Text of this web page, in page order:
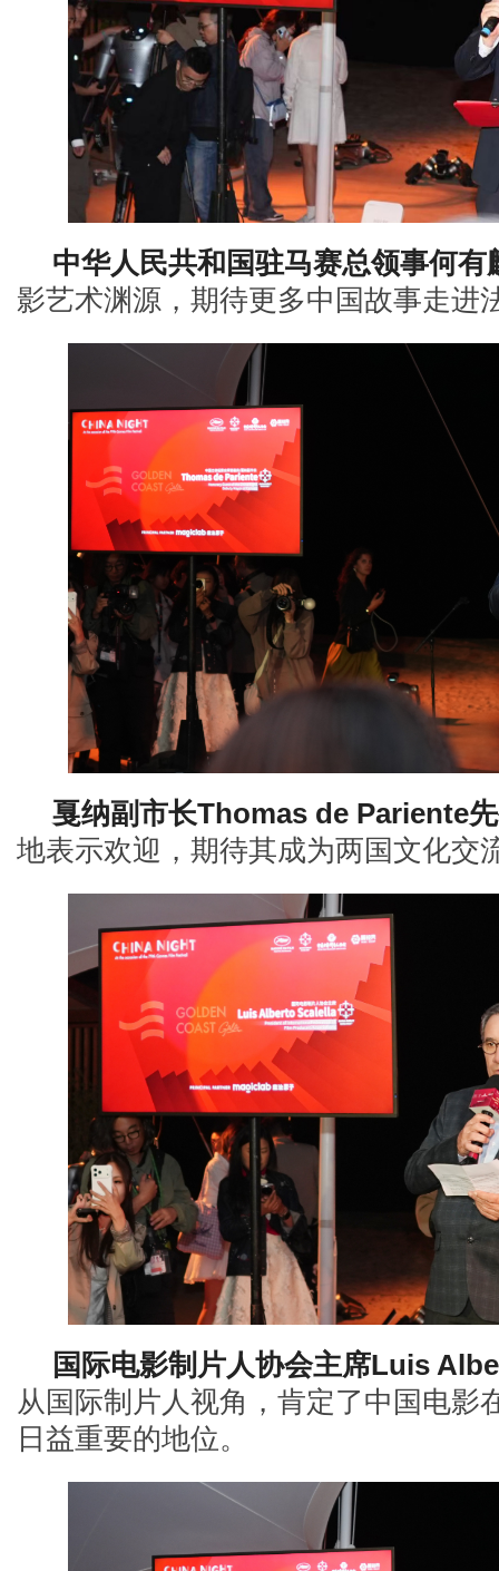
中华人民共和国驻马赛总领事何有
影艺术渊源，期待更多中国故事走进
戛纳副市长Thomas de Pariente
地表示欢迎，期待其成为两国文化交
国际电影制片人协会主席Luis
从国际制片人视角，肯定了中国电影
日益重要的地位。